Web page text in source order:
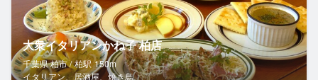
大衆イタリアンかね子 柏店
千葉県 柏市 / 柏駅 150m
イタリアン、居酒屋、焼き鳥